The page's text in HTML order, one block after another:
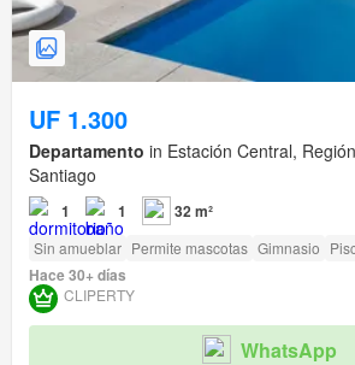
UF 1.300
Departamento in Estación Central,
Santiago
1 1 32 m²
Sin amueblar Permite mascotas Gimnasio
Hace 30+ días
CLIPERTY
WhatsApp